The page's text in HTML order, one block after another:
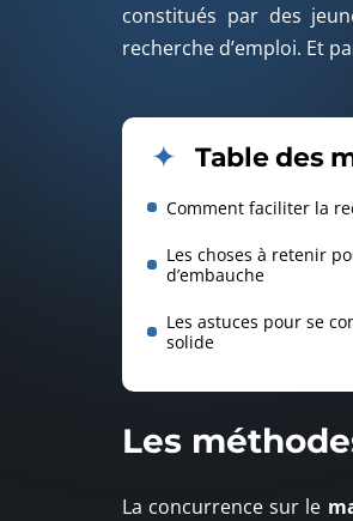
constitués par des
recherche d’emploi. Et
Table des
Comment faciliter la
Les choses à retenir
d’embauche
Les astuces pour se
solide
Les
La concurrence sur le